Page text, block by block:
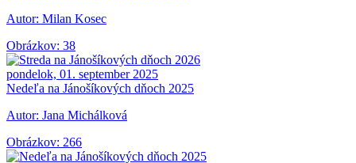
Autor: Milan Kosec
Obrázkov: 38
pondelok, 01. september 2025
Nedeľa na Jánošíkových dňoch 2025
Autor: Jana Michálková
Obrázkov: 266